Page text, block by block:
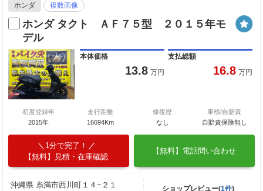
ホンダ 複数画像
ホンダ タクト ＡＦ７５型 ２０１５年モ
デル
本体価格
13.8 万円
支払総額
16.8 万円
初度登録年
2015年
走行距離
16694Km
修復歴
なし
車検/自賠責
自賠責保険無し
1分で完了！
【無料】見積・在庫確認
【無料】電話問い合わせ
沖縄県 糸満市西川町１４−２１
ショップレビュー(1件)